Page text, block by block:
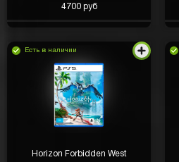
4700 руб
Есть в наличии
Horizon Forbidden West